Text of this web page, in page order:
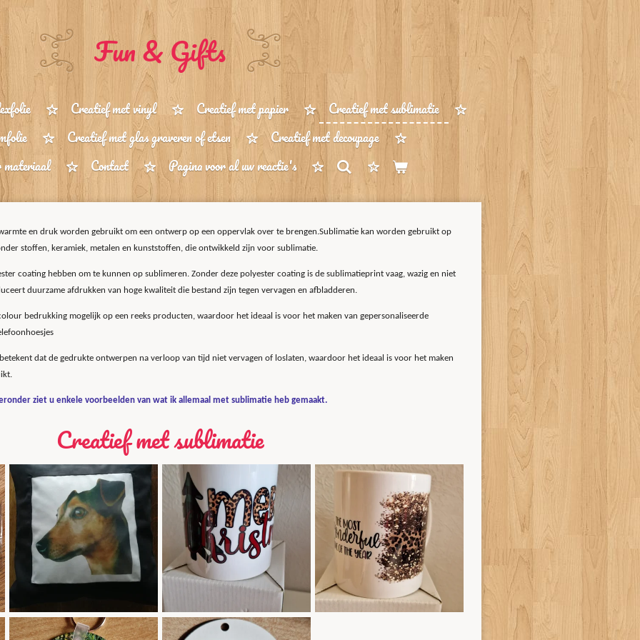
Fun & Gifts
Creatief met vinyl Creatief met papier
Creatief met sublimatie
Creatief met glas graveren of etsen
Creatief met decoupage
materiaal
Contact Pagina voor al uw reactie's
en druk worden gebruikt om een ​​ontwerp op een oppervlak over te brengen.Sublimatie kan worden gebruikt op
stoffen, keramiek, metalen en kunststoffen, die ontwikkeld zijn voor sublimatie.
coating hebben om te kunnen op sublimeren. Zonder deze polyester coating is de sublimatieprint vaag, wazig en niet
duurzame afdrukken van hoge kwaliteit die bestand zijn tegen vervagen en afbladderen.
bedrukking mogelijk op een reeks producten, waardoor het ideaal is voor het maken van gepersonaliseerde
dat de gedrukte ontwerpen na verloop van tijd niet vervagen of loslaten, waardoor het ideaal is voor het maken
ziet u enkele voorbeelden van wat ik allemaal met sublimatie heb gemaakt.
Creatief met sublimatie